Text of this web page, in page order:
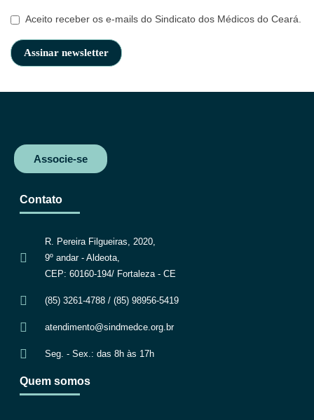
Aceito receber os e-mails do Sindicato dos Médicos do Ceará.
Associe-se
Contato
R. Pereira Filgueiras, 2020,
9º andar - Aldeota,
CEP: 60160-194/ Fortaleza - CE
(85) 3261-4788 / (85) 98956-5419
atendimento@sindmedce.org.br
Seg. - Sex.: das 8h às 17h
Quem somos